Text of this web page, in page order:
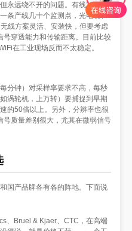
永远绕不开的问题。有线方案信
条产线几十个监测点，光电缆和
线方案灵活、安装快，但要考虑
穿透能力和传输距离。目前比较
在工业现场反而不太稳定。
分钟）对采样率要求不高，每秒
涡轮机，上万转）要捕捉到早期
的50倍以上。另外，分辨率也很
质量差别很大，尤其在微弱信号
国产品牌各有各的阵地。下面说
、Bruel & Kjaer、CTC，在高端